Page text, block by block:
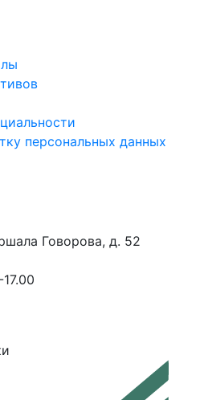
персональных данных
Говорова, д. 52